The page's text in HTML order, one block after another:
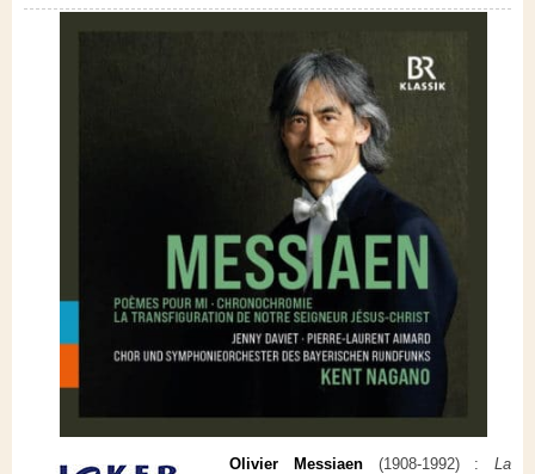
Olivier Messiaen(1908-1992) : La